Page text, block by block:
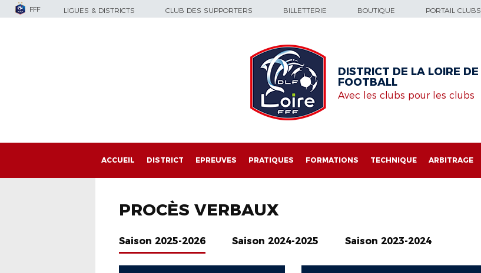
FFF LIGUES & DISTRICTS CLUB DES SUPPORTERS BILLETTERIE BOUTIQUE PORTAIL CLUBS
DISTRICT DE LA LOIRE DE
FOOTBALL
Avec les clubs pour les clubs
ACCUEIL DISTRICT EPREUVES PRATIQUES FORMATIONS TECHNIQUE ARBITRAGE
PROCÈS VERBAUX
Saison 2025-2026 Saison 2024-2025 Saison 2023-2024